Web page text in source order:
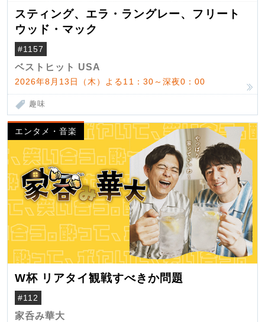
スティング、エラ・ラングレー、フリート
ウッド・マック
#1157
ベストヒット USA
2026年8月13日（木）よる11：30～深夜0：00
趣味
エンタメ・音楽
W杯 リアタイ観戦すべきか問題
#112
家呑み華大